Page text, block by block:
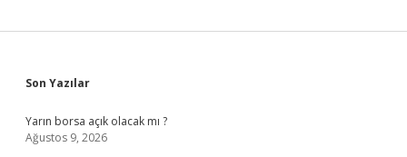
Sidebar
Son Yazılar
Yarın borsa açık olacak mı ?
Ağustos 9, 2026